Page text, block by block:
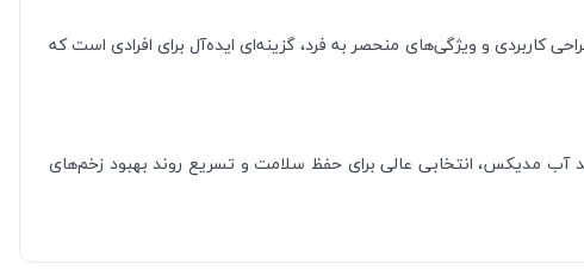
کاربردی و ویژگی‌های منحصر به فرد، گزینه‌ای ایده‌آل برای افرادی است که
آب مدیکس، انتخابی عالی برای حفظ سلامت و تسریع روند بهبود زخم‌های